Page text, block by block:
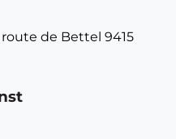
route de Bettel 9415